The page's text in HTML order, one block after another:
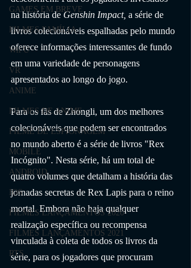
GAMES EM BREVE
FILMES FAMÍLIA
Wii U
VR
ANIME
FILMES DE ANIME
FILME DE ESPIONAGEM
MOBILE
ANDROID
IOS
FILMES LANÇAMENTOS 2020
FILMES LANÇAMENTOS 2021
RTS
na história de Genshin Impact, a série de
livros colecionáveis espalhadas pelo mundo
oferece informações interessantes de fundo
em uma variedade de personagens
apresentados ao longo do jogo.
Para os fãs de Zhongli, um dos melhores
colecionáveis que podem ser encontrados
no mundo aberto é a série de livros "Rex
Incógnito". Nesta série, há um total de
quatro volumes que detalham a história das
jornadas secretas de Rex Lapis para o reino
mortal. Embora não haja qualquer
realização específica ou recompensa
vinculada à coleta de todos os livros da
série, para os jogadores que procuram